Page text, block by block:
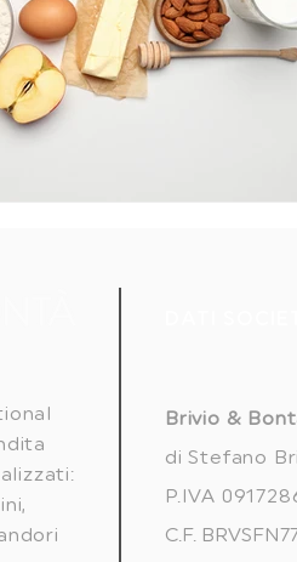
Brivio &
di Stefano
P.IVA
C.F.